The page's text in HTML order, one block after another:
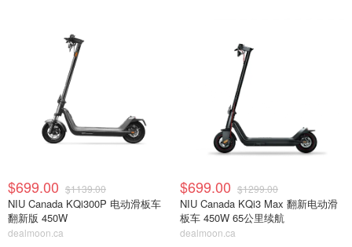
$699.00 $1139.00
NIU Canada KQi300P 电动滑板车
翻新版 450W
dealmoon.ca
$699.00 $1299.00
NIU Canada KQi3 Max 翻新电动滑
板车 450W 65公里续航
dealmoon.ca